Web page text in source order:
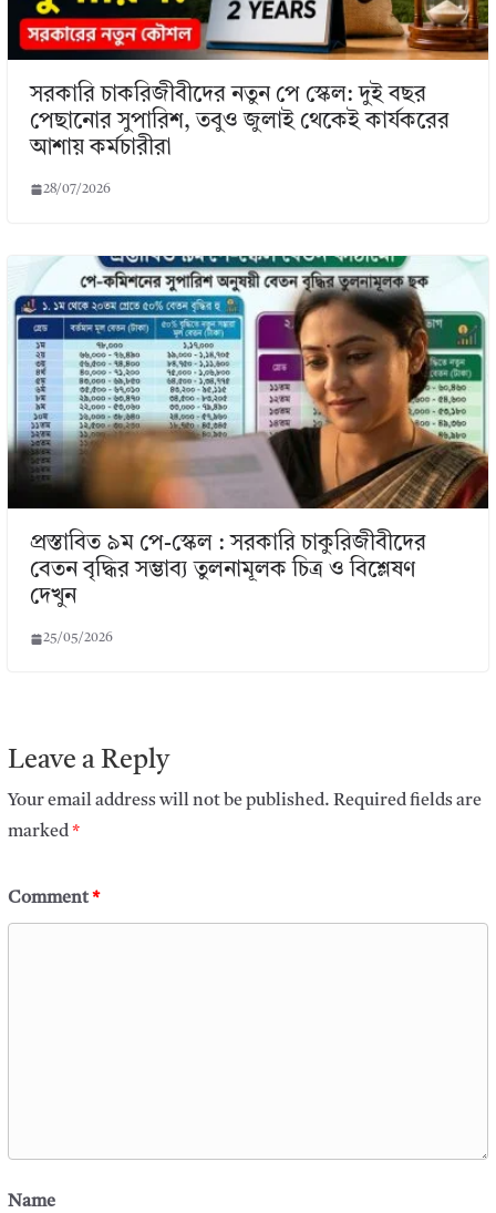
সরকারি চাকরিজীবীদের নতুন পে স্কেল: দুই বছর
পেছানোর সুপারিশ, তবুও জুলাই থেকেই কার্যকরের
আশায় কর্মচারীরা
28/07/2026
প্রস্তাবিত ৯ম পে-স্কেল : সরকারি চাকুরিজীবীদের
বেতন বৃদ্ধির সম্ভাব্য তুলনামূলক চিত্র ও বিশ্লেষণ
দেখুন
25/05/2026
Leave a Reply
Your email address will not be published. Required fields are
marked*
Comment*
Name